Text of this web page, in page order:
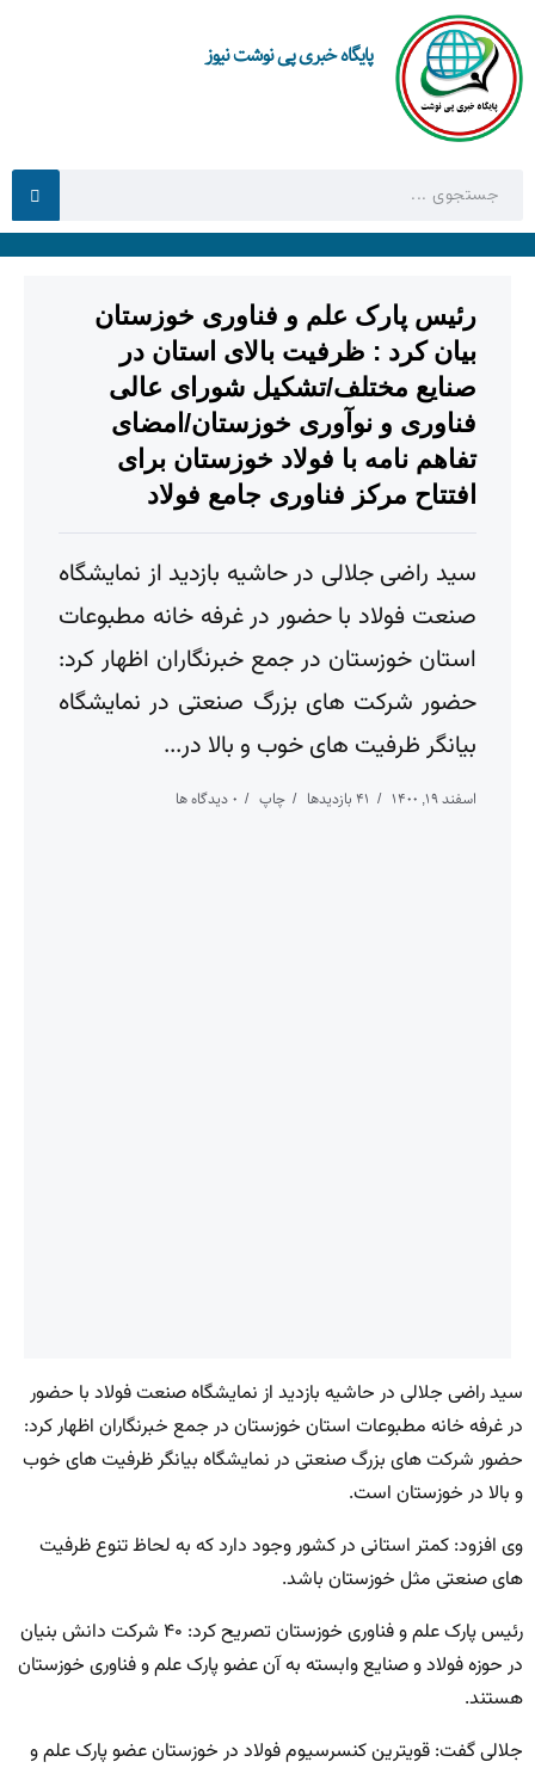
پایگاه خبری پی نوشت نیوز
رئیس پارک علم و فناوری خوزستان
بیان کرد : ظرفیت بالای استان در
صنایع مختلف/تشکیل شورای عالی
فناوری و نوآوری خوزستان/امضای
تفاهم نامه با فولاد خوزستان برای
افتتاح مرکز فناوری جامع فولاد
سید راضی جلالی در حاشیه بازدید از نمایشگاه
صنعت فولاد با حضور در غرفه خانه مطبوعات
استان خوزستان در جمع خبرنگاران اظهار کرد:
حضور شرکت های بزرگ صنعتی در نمایشگاه
بیانگر ظرفیت های خوب و بالا در...
اسفند ۱۹, ۱۴۰۰ 41 بازدیدها چاپ 0 دیدگاه ها
سید راضی جلالی در حاشیه بازدید از نمایشگاه صنعت فولاد با حضور
در غرفه خانه مطبوعات استان خوزستان در جمع خبرنگاران اظهار کرد:
حضور شرکت های بزرگ صنعتی در نمایشگاه بیانگر ظرفیت های خوب
و بالا در خوزستان است.
وی افزود: کمتر استانی در کشور وجود دارد که به لحاظ تنوع ظرفیت
های صنعتی مثل خوزستان باشد.
رئیس پارک علم و فناوری خوزستان تصریح کرد: ۴۰ شرکت دانش بنیان
در حوزه فولاد و صنایع وابسته به آن عضو پارک علم و فناوری خوزستان
هستند.
جلالی گفت: قویترین کنسرسیوم فولاد در خوزستان عضو پارک علم و